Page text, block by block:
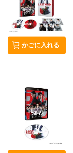
かごに入れる